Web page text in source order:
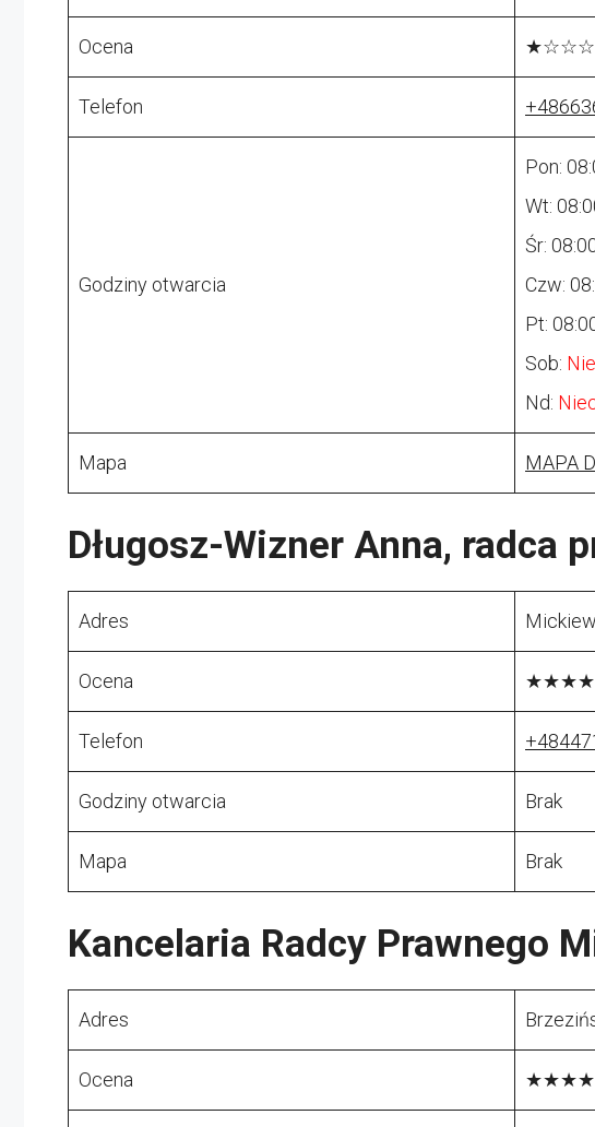
Ocena ★☆☆☆☆
Telefon
Godziny otwarcia
Pon:
Wt:
Śr:
Czw:
Pt:
Sob:
Nd:
Mapa MAPA
Długosz-Wizner Anna, radca
Adres
Ocena ★★★★★
Telefon
Godziny otwarcia Brak
Mapa Brak
Kancelaria Radcy Prawnego
Adres
Ocena ★★★★★